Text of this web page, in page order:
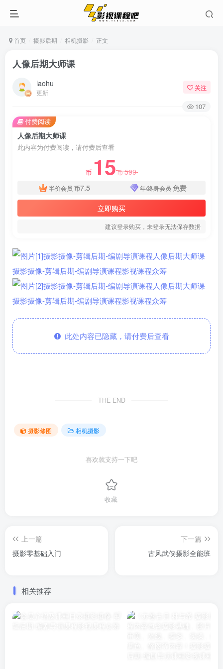
首页 摄影后期 相机摄影 正文
人像后期大师课
laohu
更新
关注
107
人像后期大师课
此内容为付费阅读，请付费后查看
币 15币599
半价会员 币7.5 年/终身会员 免费
立即购买
建议登录购买，未登录无法保存数据
付费阅读
此处内容已隐藏，请付费后查看
THE END
摄影修图 相机摄影
喜欢就支持一下吧
收藏
上一篇
摄影零基础入门
下一篇
古风武侠摄影全能班
相关推荐